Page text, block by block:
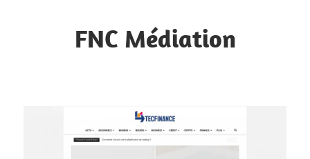
FNC Médiation
d'informations